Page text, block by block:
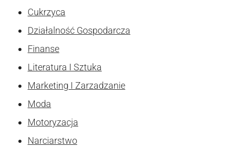
Cukrzyca
Działalność Gospodarcza
Finanse
Literatura I Sztuka
Marketing I Zarzadzanie
Moda
Motoryzacja
Narciarstwo